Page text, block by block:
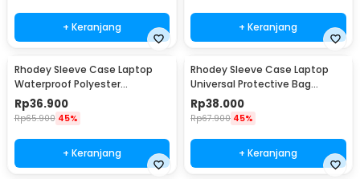
+ Keranjang + Keranjang
Rhodey Sleeve Case Laptop
Waterproof Polyester
Neoprene Bag 15.6 Inch - L123F
Rp36.900
Rp65.900 45%
+ Keranjang
Rhodey Sleeve Case Laptop
Universal Protective Bag
Neoprene with Pouch 11 Inch -
AK03
Rp38.000
Rp67.900 45%
+ Keranjang